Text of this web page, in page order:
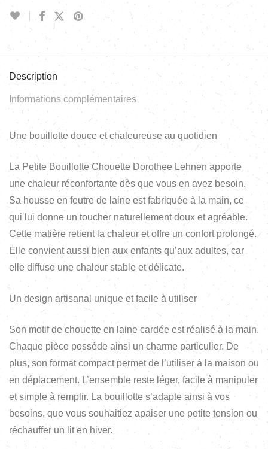
Description
Informations complémentaires
Une bouillotte douce et chaleureuse au quotidien
La Petite Bouillotte Chouette Dorothee Lehnen apporte
une chaleur réconfortante dès que vous en avez besoin.
Sa housse en feutre de laine est fabriquée à la main, ce
qui lui donne un toucher naturellement doux et agréable.
Cette matière retient la chaleur et offre un confort prolongé.
Elle convient aussi bien aux enfants qu’aux adultes, car
elle diffuse une chaleur stable et délicate.
Un design artisanal unique et facile à utiliser
Son motif de chouette en laine cardée est réalisé à la main.
Chaque pièce possède ainsi un charme particulier. De
plus, son format compact permet de l’utiliser à la maison ou
en déplacement. L’ensemble reste léger, facile à manipuler
et simple à remplir. La bouillotte s’adapte ainsi à vos
besoins, que vous souhaitiez apaiser une petite tension ou
réchauffer un lit en hiver.